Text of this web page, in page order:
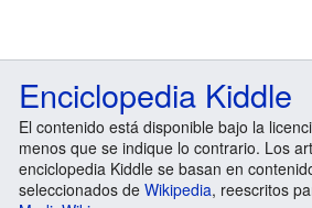
Enciclopedia Kiddle
El contenido está disponible bajo la
menos que se indique lo contrario. Los
enciclopedia Kiddle se basan en
seleccionados de Wikipedia, reescritos